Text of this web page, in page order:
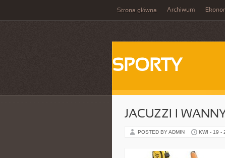
Strona główna Archiwum
SPORTY
JACUZZI I
POSTED BY ADMIN KWI - 19 -